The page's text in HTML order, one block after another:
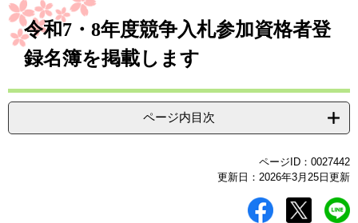
本
文 令和7・8年度競争入札参加資格者登
録名簿を掲載します
ページ内目次
ページID：0027442
更新日：2026年3月25日更新